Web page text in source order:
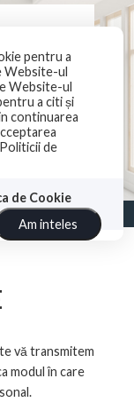
pentru a
Website-ul
Website-ul
a citi și
continuarea
de
de Cookie
Am inteles
vă transmitem
modul în care